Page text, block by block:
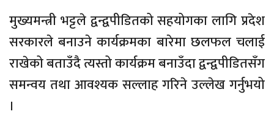
मुख्यमन्त्री भट्टले द्वन्द्वपीडितको सहयोगका लागि प्रदेश
सरकारले बनाउने कार्यक्रमका बारेमा छलफल चलाई
राखेको बताउँदै त्यस्तो कार्यक्रम बनाउँदा द्वन्द्वपीडितसँग
समन्वय तथा आवश्यक सल्लाह गरिने उल्लेख गर्नुभयो
।